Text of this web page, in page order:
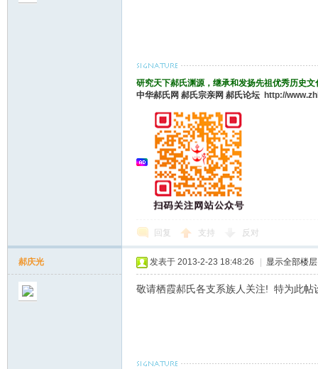
研究天下郝氏渊源，继承和发扬先祖优秀历史
中华郝氏网 郝氏宗亲网 郝氏论坛 http://
回复 支持 反对
郝庆光 发表于 2013-2-23 18:48:26 显示全部楼层
敬请栖霞郝氏各支系族人关注! 特为此